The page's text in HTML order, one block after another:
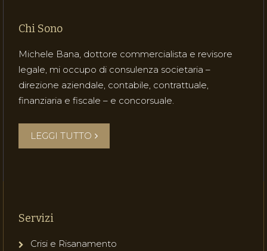
Chi Sono
Michele Bana, dottore commercialista e revisore
legale, mi occupo di consulenza societaria –
direzione aziendale, contabile, contrattuale,
finanziaria e fiscale – e concorsuale.
LEGGI TUTTO
Servizi
Crisi e Risanamento